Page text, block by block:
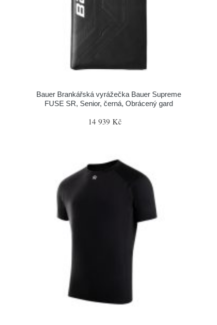
Bauer Brankářská vyrážečka Bauer Supreme
FUSE SR, Senior, černá, Obrácený gard
14 939 Kč